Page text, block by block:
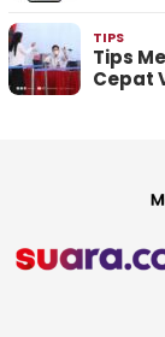
TIPS
Tips
Cepat